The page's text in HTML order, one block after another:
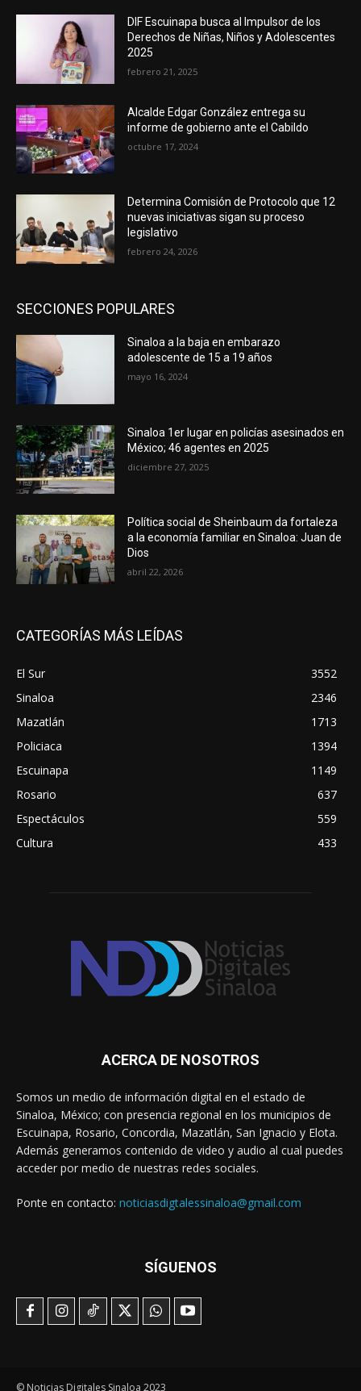
DIF Escuinapa busca al Impulsor de los
Derechos de Niñas, Niños y Adolescentes
2025
febrero 21, 2025
Alcalde Edgar González entrega su
informe de gobierno ante el Cabildo
octubre 17, 2024
Determina Comisión de Protocolo que 12
nuevas iniciativas sigan su proceso
legislativo
febrero 24, 2026
SECCIONES POPULARES
Sinaloa a la baja en embarazo
adolescente de 15 a 19 años
mayo 16, 2024
Sinaloa 1er lugar en policías asesinados en
México; 46 agentes en 2025
diciembre 27, 2025
Política social de Sheinbaum da fortaleza
a la economía familiar en Sinaloa: Juan de
Dios
abril 22, 2026
CATEGORÍAS MÁS LEÍDAS
El Sur
3552
Sinaloa
2346
Mazatlán
1713
Policiaca
1394
Escuinapa
1149
Rosario
637
Espectáculos
559
Cultura
433
ACERCA DE NOSOTROS
Somos un medio de información digital en el estado de
Sinaloa, México; con presencia regional en los municipios de
Escuinapa, Rosario, Concordia, Mazatlán, San Ignacio y Elota.
Además generamos contenido de video y audio al cual puedes
acceder por medio de nuestras redes sociales.
Ponte en contacto: noticiasdigtalessinaloa@gmail.com
SÍGUENOS
© Noticias Digitales Sinaloa 2023